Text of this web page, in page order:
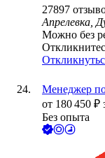
27897
Апрелевка,
Можно без
Менеджер по
от 180 450 ₽
Без опыта